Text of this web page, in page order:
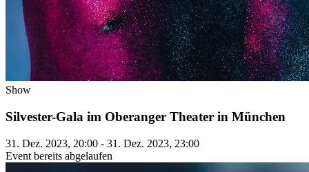
Show
Silvester-Gala im Oberanger Theater in München
31. Dez. 2023, 20:00 - 31. Dez. 2023, 23:00
Event bereits abgelaufen